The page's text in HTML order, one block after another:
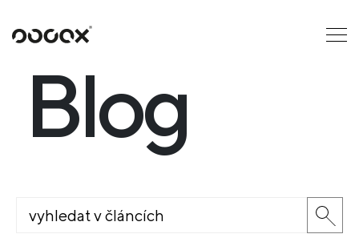
U
ČTI JAKO
Blog